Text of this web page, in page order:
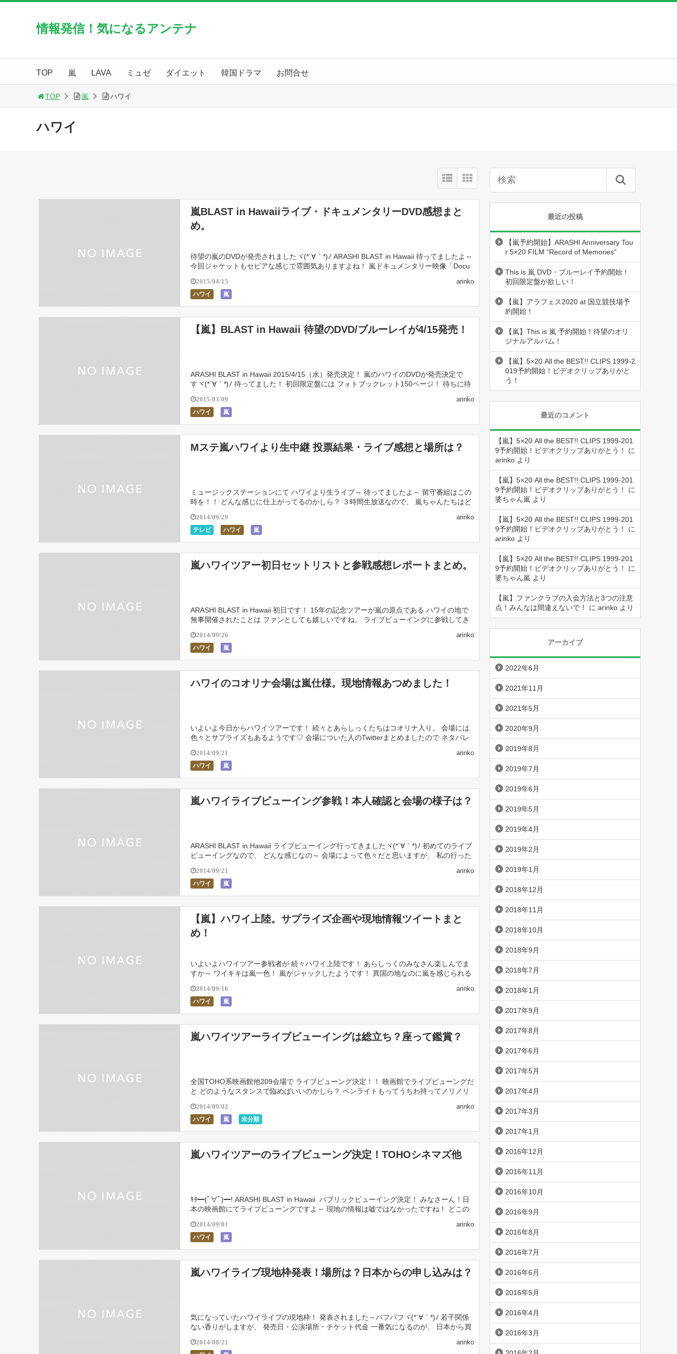
情報発信！気になるアンテナ
TOP 嵐 LAVA ミュゼ ダイエット 韓国ドラマ お問合せ
TOP 嵐 ハワイ
ハワイ
嵐BLAST in Hawaiiライブ・ドキュメンタリーDVD感想まと
め。
待望の嵐のDVDが発売されましたヾ(*´∀｀*)ﾉ ARASHI BLAST in Hawaii 待ってましたよ～
今回ジャケットもセピアな感じで雰囲気ありますよね！ 嵐ドキュメンタリー映像「Docu
2015/04/15
ハワイ 嵐
arinko
【嵐】BLAST in Hawaii 待望のDVD/ブルーレイが4/15発売！
ARASHI BLAST in Hawaii 2015/4/15（水）発売決定！ 嵐のハワイのDVDが発売決定で
すヾ(*´∀｀*)ﾉ 待ってました！ 初回限定盤には フォトブックレット150ページ！ 待ちに待
2015/03/09
ハワイ 嵐
arinko
Mステ嵐ハワイより生中継 投票結果・ライブ感想と場所は？
ミュージックステーションにて ハワイより生ライブ～ 待ってましたよ～ 留守番組はこの
時を！！ どんな感じに仕上がってるのかしら？ ３時間生放送なので、 嵐ちゃんたちはど
2014/09/29
テレビ ハワイ 嵐
arinko
嵐ハワイツアー初日セットリストと参戦感想レポートまとめ。
ARASHI BLAST in Hawaii 初日です！ 15年の記念ツアーが嵐の原点である ハワイの地で
無事開催されたことは ファンとしても嬉しいですね。 ライブビューイングに参戦してき
2014/09/26
ハワイ 嵐
arinko
ハワイのコオリナ会場は嵐仕様。現地情報あつめました！
いよいよ今日からハワイツアーです！ 続々とあらしっくたちはコオリナ入り。 会場には
色々とサプライズもあるようです♡ 会場についた人のTwitterまとめましたので ネタバレ
2014/09/21
ハワイ 嵐
arinko
嵐ハワイライブビューイング参戦！本人確認と会場の様子は？
ARASHI BLAST in Hawaii ライブビューイング行ってきましたヾ(*´∀｀*)ﾉ 初めてのライブ
ビューイングなので、 どんな感じなの～ 会場によって色々だと思いますが、 私の行った
2014/09/21
ハワイ 嵐
arinko
【嵐】ハワイ上陸。サプライズ企画や現地情報ツイートまと
め！
いよいよハワイツアー参戦者が 続々ハワイ上陸です！ あらしっくのみなさん楽しんでま
すか～ ワイキキは嵐一色！ 嵐がジャックしたようです！ 異国の地なのに嵐を感じられる
2014/09/16
ハワイ 嵐
arinko
嵐ハワイツアーライブビューイングは総立ち？座って鑑賞？
全国TOHO系映画館他209会場で ライブビューング決定！！ 映画館でライブビューングだ
と どのようなスタンスで臨めばいいのかしら？ ペンライトもってうちわ持ってノリノリ
2014/09/02
ハワイ 嵐 未分類
arinko
嵐ハワイツアーのライブビューング決定！TOHOシネマズ他
ｷﾀ━(ﾟ∀ﾟ)━! ARASHI BLAST in Hawaii パブリックビューイング決定！ みなさーん！日
本の映画館にてライブビューングですよ～ 現地の情報は嘘ではなかったですね！ どこの
2014/09/01
ハワイ 嵐
arinko
嵐ハワイライブ現地枠発表！場所は？日本からの申し込みは？
気になっていたハワイライブの現地枠！ 発表されました～パフパフヾ(*´∀｀*)ﾉ 若干関係
ない香りがしますが、 発売日・公演場所・チケット代金 一番気になるのが、 日本から買
2014/08/21 arinko
最近の投稿
【嵐予約開始】ARASHI Anniversary Tou
r 5×20 FILM “Record of Memories”
This is 嵐 DVD・ブルーレイ予約開始！
初回限定盤が欲しい！
【嵐】アラフェス2020 at 国立競技場予
約開始！
【嵐】This is 嵐 予約開始！待望のオリ
ジナルアルバム！
【嵐】5×20 All the BEST!! CLIPS 1999-2
019予約開始！ビデオクリップありがと
う！
最近のコメント
【嵐】5×20 All the BEST!! CLIPS 1999-201
9予約開始！ビデオクリップありがとう！
に
arinko より
【嵐】5×20 All the BEST!! CLIPS 1999-201
9予約開始！ビデオクリップありがとう！
に
婆ちゃん嵐 より
【嵐】5×20 All the BEST!! CLIPS 1999-201
9予約開始！ビデオクリップありがとう！
に
arinko より
【嵐】5×20 All the BEST!! CLIPS 1999-201
9予約開始！ビデオクリップありがとう！
に
婆ちゃん嵐 より
【嵐】ファンクラブの入会方法と3つの注意
点！みんなは間違えないで！
に arinko より
アーカイブ
2022年6月
2021年11月
2021年5月
2020年9月
2019年8月
2019年7月
2019年6月
2019年5月
2019年4月
2019年2月
2019年1月
2018年12月
2018年11月
2018年10月
2018年9月
2018年7月
2018年1月
2017年9月
2017年8月
2017年6月
2017年5月
2017年4月
2017年3月
2017年1月
2016年12月
2016年11月
2016年10月
2016年9月
2016年8月
2016年7月
2016年6月
2016年5月
2016年4月
2016年3月